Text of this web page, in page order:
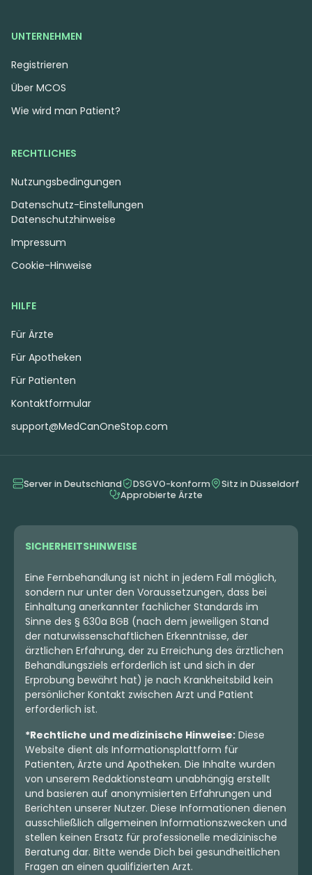
UNTERNEHMEN
Registrieren
Über MCOS
Wie wird man Patient?
HILFE
Für Ärzte
Für Apotheken
Für Patienten
Kontaktformular
support@MedCanOneStop.com
RECHTLICHES
Nutzungsbedingungen
Datenschutzhinweise
Impressum
Cookie-Hinweise
Datenschutz-Einstellungen
Server in Deutschland DSGVO-konform
Sitz in Düsseldorf
Approbierte Ärzte
SICHERHEITSHINWEISE
Eine Fernbehandlung ist nicht in jedem Fall möglich,
sondern nur unter den Voraussetzungen, dass bei
Einhaltung anerkannter fachlicher Standards im
Sinne des § 630a BGB (nach dem jeweiligen Stand
der naturwissenschaftlichen Erkenntnisse, der
ärztlichen Erfahrung, der zu Erreichung des ärztlichen
Behandlungsziels erforderlich ist und sich in der
Erprobung bewährt hat) je nach Krankheitsbild kein
persönlicher Kontakt zwischen Arzt und Patient
erforderlich ist.
*Rechtliche und medizinische Hinweise: Diese
Website dient als Informationsplattform für
Patienten, Ärzte und Apotheken. Die Inhalte wurden
von unserem Redaktionsteam unabhängig erstellt
und basieren auf anonymisierten Erfahrungen und
Berichten unserer Nutzer. Diese Informationen dienen
ausschließlich allgemeinen Informationszwecken und
stellen keinen Ersatz für professionelle medizinische
Beratung dar. Bitte wende Dich bei gesundheitlichen
Fragen an einen qualifizierten Arzt.